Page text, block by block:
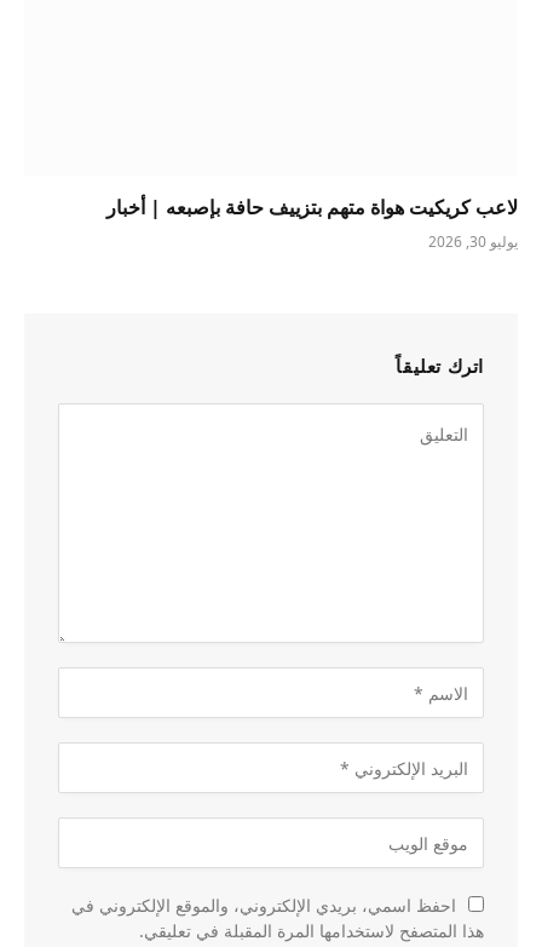
لاعب كريكيت هواة متهم بتزييف حافة بإصبعه | أخبار
يوليو 30, 2026
اترك تعليقاً
احفظ اسمي، بريدي الإلكتروني، والموقع الإلكتروني في
هذا المتصفح لاستخدامها المرة المقبلة في تعليقي.